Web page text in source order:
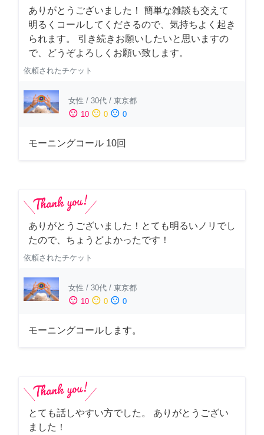
ありがとうございました！ 簡単な雑談も交えて
明るくコールしてくださるので、気持ちよく起き
られます。 引き続きお願いしたいと思いますの
で、どうぞよろしくお願い致します。
依頼されたチケット
女性 / 30代 / 東京都
sentiment_satisfied 10 sentiment_neutral 0 sentiment_dissatisfied 0
モーニングコール 10回
ありがとうございました！とても明るいノリでし
たので、ちょうどよかったです！
依頼されたチケット
女性 / 30代 / 東京都
sentiment_satisfied 10 sentiment_neutral 0 sentiment_dissatisfied 0
モーニングコールします。
とても話しやすい方でした。 ありがとうござい
ました！